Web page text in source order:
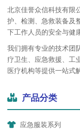
北京佳誉众信科技有限
护、检测、急救装备及
下工作人员的安全与健康
我们拥有专业的技术团
疗卫生、应急救援、工
医疗机构等提供一站式
产品分类
应急服装系列